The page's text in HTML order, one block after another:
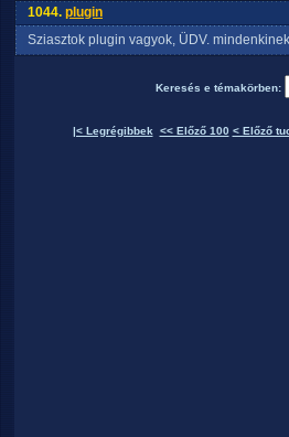
1044. plugin
Sziasztok plugin vagyok, ÜDV.
Keresés e témakörben:
|< Legrégibbek << Előző 100 < Előző